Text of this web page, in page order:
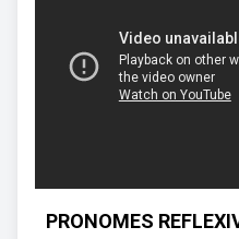
PRONOMES